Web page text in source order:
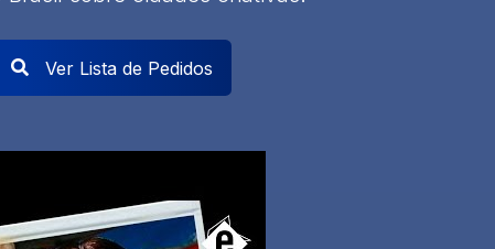
Ver Lista de Pedidos